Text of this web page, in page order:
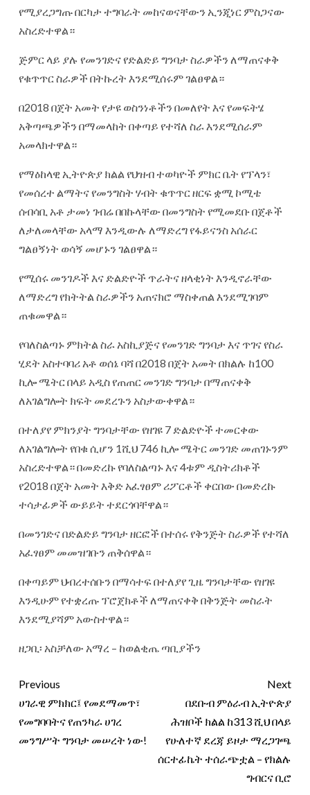
የሚያረጋግጡ በርካታ ተግባራት መከናወናቸውን ኢንጂነር ምስጋናው
አስረድተዋል።
ጅምር ላይ ያሉ የመንገድና የድልድይ ግንባታ ስራዎችን ለማጠናቀቅ
የቁጥጥር ስራዎች በትኩረት እንደሚሰሩም ገልፀዋል።
በ2018 በጀት አመት የታዩ ወስንነቶችን በመለየት እና የመፍትሄ
አቅጣጫዎችን በማመላከት በቀጣይ የተሻለ ስራ እንደሚሰራም
አመላክተዋል።
የማዕከላዊ ኢትዮጵያ ክልል የህዝብ ተወካዮች ምክር ቤት የፕላን፣
የመሰረተ ልማትና የመንግስት ሃብት ቁጥጥር ዘርፍ ቋሚ ኮሚቴ
ሰብሳቢ አቶ ታመነ ገብሬ በበኩላቸው በመንግስት የሚመደቡ በጀቶች
ለታለመላቸው አላማ እንዲውሉ ለማድረግ የፋይናንስ አሰራር
ግልፀኝነት ወሳኝ መሆኑን ገልፀዋል።
የሚሰሩ መንገዶች እና ድልድዮች ጥራትና ዘላቂነት እንዲኖራቸው
ለማድረግ የክትትል ስራዎችን አጠናክሮ ማስቀጠል እንደሚገባም
ጠቁመዋል።
የባለስልጣኑ ምክትል ስራ አስኪያጅና የመንገድ ግንባታ እና ጥገና የስራ
ሂደት አስተባባሪ አቶ ወሰኔ ባሻ በ2018 በጀት አመት በክልሉ ከ100
ኪሎ ሜትር በላይ አዲስ የጠጠር መንገድ ግንባታ በማጠናቀቅ
ለአገልግሎት ክፍት መደረጉን አስታውቀዋል።
በተለያየ ምክንያት ግንባታቸው የዘገዩ 7 ድልድዮች ተመርቀው
ለአገልግሎት የበቁ ሲሆን 1ሺህ 746 ኪሎ ሜትር መንገድ መጠገኑንም
አስረድተዋል። በመድረኩ የባለስልጣኑ እና 4ቱም ዲስትሪክቶች
የ2018 በጀት አመት እቅድ አፈፃፀም ሪፖርቶች ቀርበው በመድረኩ
ተሳታፊዎች ውይይት ተደርጎባቸዋል።
በመንገድና በድልድይ ግንባታ ዘርፎች በተሰሩ የቅንጅት ስራዎች የተሻለ
አፈፃፀም መመዝገቡን ጠቅሰዋል።
በቀጣይም ህብረተሰቡን በማሳተፍ በተለያየ ጊዜ ግንባታቸው የዘገዩ
እንዲሁም የተቋረጡ ፕሮጀክቶች ለማጠናቀቅ በቅንጅት መስራት
እንደሚያሻም አውስተዋል።
ዘጋቢ፡ አስቻለው አማረ – ከወልቂጤ ጣቢያችን
Previous
ሀገራዊ ምክክር፤ የመደማመጥ፣
የመግባባትና የጠንካራ ሀገረ
መንግሥት ግንባታ መሠረት ነው!
Next
በደቡብ ምዕራብ ኢትዮጵያ
ሕዝቦች ክልል ከ313 ሺህ በላይ
የሁለተኛ ደረጃ ይዞታ ማረጋገጫ
ሰርተፊኬት ተሰራጭቷል – የክልሉ
ግብርና ቢሮ